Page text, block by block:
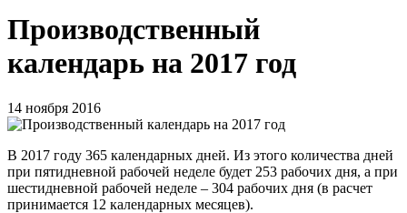
Производственный
календарь на 2017 год
14 ноября 2016
В 2017 году 365 календарных дней. Из этого количества дней
при пятидневной рабочей неделе будет 253 рабочих дня, а при
шестидневной рабочей неделе – 304 рабочих дня (в расчет
принимается 12 календарных месяцев).